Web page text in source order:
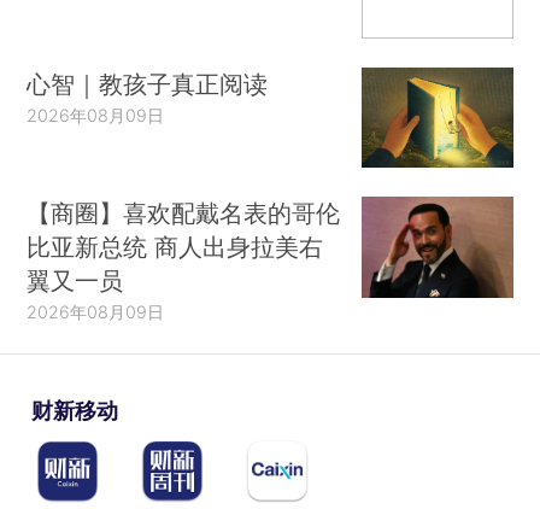
心智｜教孩子真正阅读
2026年08月09日
【商圈】喜欢配戴名表的哥伦
比亚新总统 商人出身拉美右
翼又一员
2026年08月09日
财新移动